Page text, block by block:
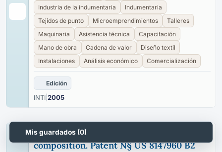
Industria de la indumentaria
Indumentaria
Tejidos de punto
Microemprendimientos
Talleres
Maquinaria
Asistencia técnica
Capacitación
Mano de obra
Cadena de valor
Diseño textil
Instalaciones
Análisis económico Comercialización
Edición
INTI 2005
United States patent: Bactericidal filler
composition. Patent N§ US 8147960 B2
Mis guardados (0)